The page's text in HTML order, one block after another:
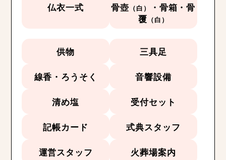
仏衣一式 骨壺 （白）
・骨箱・骨
覆 （白）
供物 三具足
線香・ろうそく 音響設備
清め塩 受付セット
記帳カード 式典スタッフ
運営スタッフ 火葬場案内